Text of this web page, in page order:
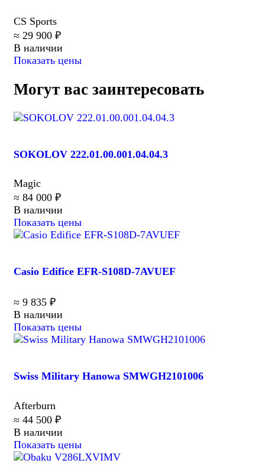
CS Sports
≈ 29 900 ₽
В наличии
Показать цены
Могут вас заинтересовать
SOKOLOV 222.01.00.001.04.04.3
Magic
≈ 84 000 ₽
В наличии
Показать цены
Casio Edifice EFR-S108D-7AVUEF
≈ 9 835 ₽
В наличии
Показать цены
Swiss Military Hanowa SMWGH2101006
Afterburn
≈ 44 500 ₽
В наличии
Показать цены